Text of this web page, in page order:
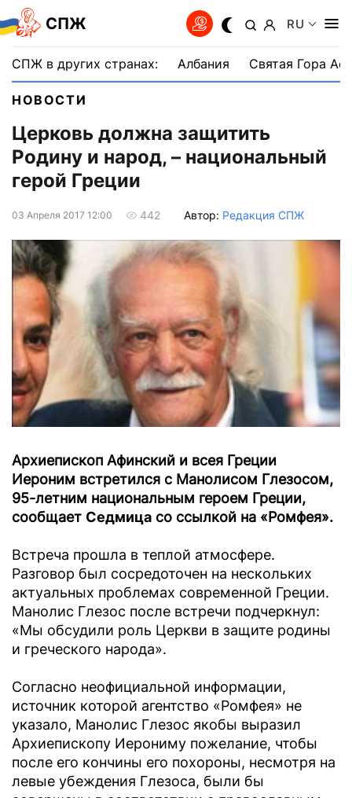
СПЖ RU
СПЖ в других странах: Албания Святая Гора
НОВОСТИ
Церковь должна защитить
Родину и народ, – национальный
герой Греции
03 Апреля 2017 12:00 442 Автор: Редакция СПЖ
Архиепископ Афинский и всея Греции
Иероним встретился с Манолисом Глезосом,
95-летним национальным героем Греции,
сообщает Седмица со ссылкой на «Ромфея».
Встреча прошла в теплой атмосфере.
Разговор был сосредоточен на нескольких
актуальных проблемах современной Греции.
Манолис Глезос после встречи подчеркнул:
«Мы обсудили роль Церкви в защите родины
и греческого народа».
Согласно неофициальной информации,
источник которой агентство «Ромфея» не
указало, Манолис Глезос якобы выразил
Архиепископу Иерониму пожелание, чтобы
после его кончины его похороны, несмотря на
левые убеждения Глезоса, были бы